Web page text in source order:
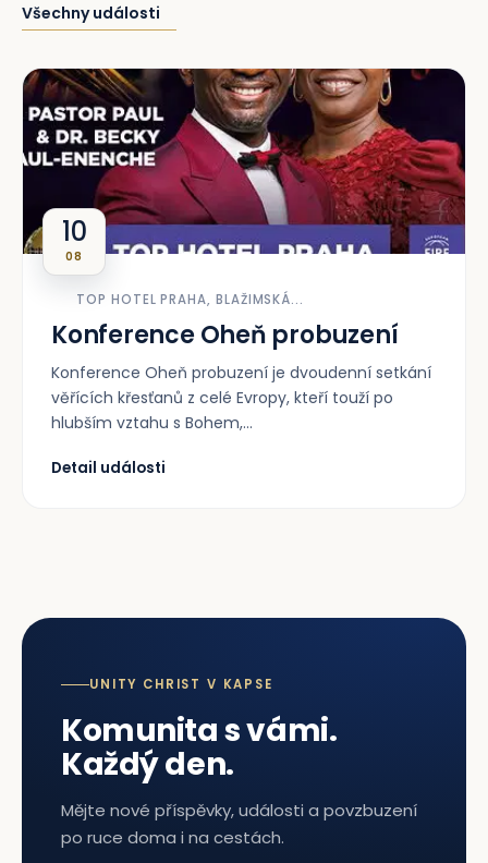
Všechny události
10
08
TOP HOTEL PRAHA, BLAŽIMSKÁ...
Konference Oheň probuzení
Konference Oheň probuzení je dvoudenní setkání
věřících křesťanů z celé Evropy, kteří touží po
hlubším vztahu s Bohem,...
Detail události
UNITY CHRIST V KAPSE
Komunita s vámi.
Každý den.
Mějte nové příspěvky, události a povzbuzení
po ruce doma i na cestách.